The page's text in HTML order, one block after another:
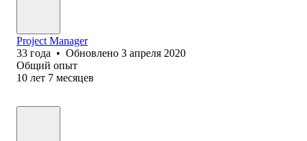
Project Manager
33 года • Обновлено 3 апреля 2020
Общий опыт
10 лет 7 месяцев